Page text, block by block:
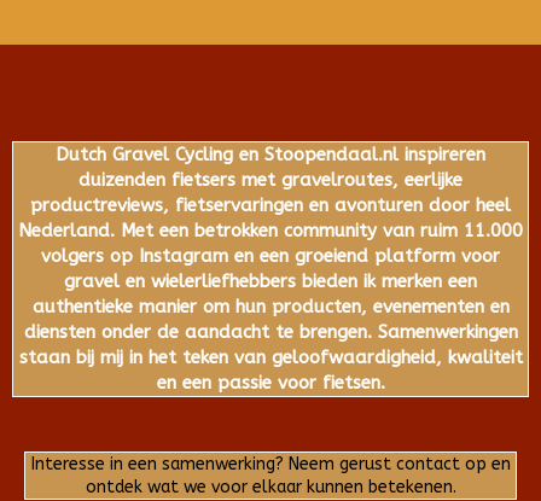
Dutch Gravel Cycling en Stoopendaal.nl inspireren
duizenden fietsers met gravelroutes, eerlijke
productreviews, fietservaringen en avonturen door heel
Nederland. Met een betrokken community van ruim 11.000
volgers op Instagram en een groeiend platform voor
gravel en wielerliefhebbers bieden ik merken een
authentieke manier om hun producten, evenementen en
diensten onder de aandacht te brengen. Samenwerkingen
staan bij mij in het teken van geloofwaardigheid, kwaliteit
en een passie voor fietsen.
Interesse in een samenwerking? Neem gerust contact op en
ontdek wat we voor elkaar kunnen betekenen.